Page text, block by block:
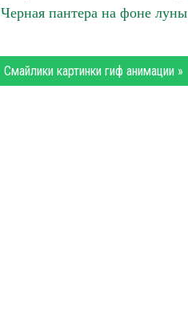
Черная пантера на фоне луны
Смайлики картинки гиф анимации »